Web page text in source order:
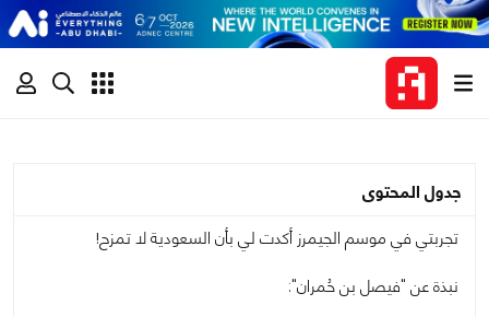
جدول المحتوى
تجربتي في موسم الجيمرز أكدت لي بأن السعودية لا تمزح!
نبذة عن "فيصل بن حُمران":